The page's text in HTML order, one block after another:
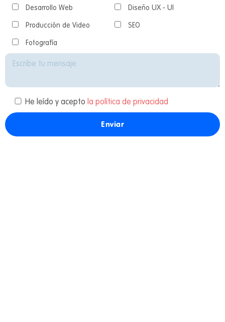
Desarrollo Web Diseño UX - UI
Producción de Video SEO
Fotografía
He leído y acepto la política de privacidad